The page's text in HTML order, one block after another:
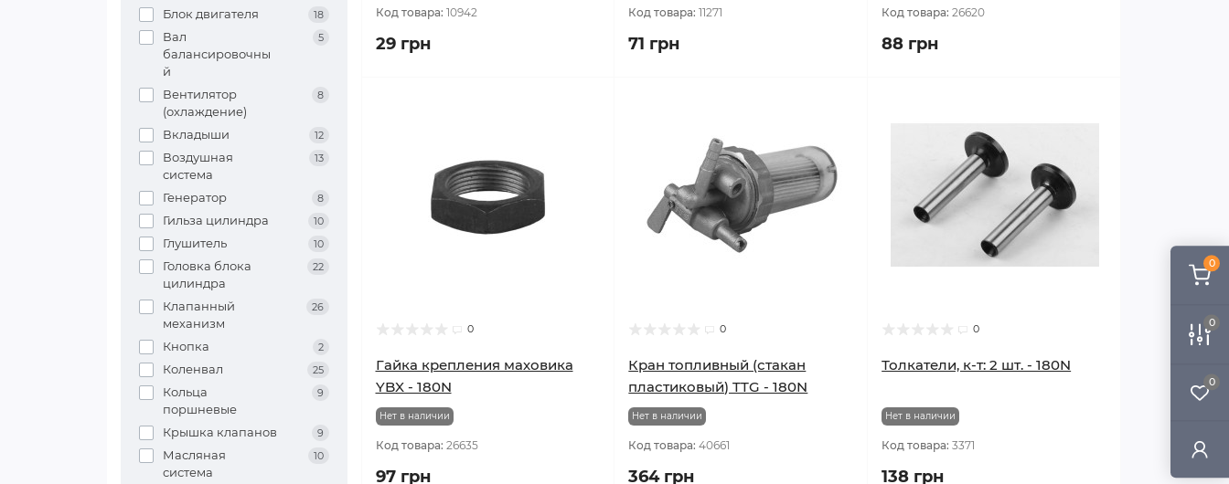
0
0
0
Блок двигателя 18
Вал
балансировочны
й
5
Вентилятор
(охлаждение)
8
Вкладыши 12
Воздушная
система
13
Генератор 8
Гильза цилиндра 10
Глушитель 10
Головка блока
цилиндра
22
Клапанный
механизм
26
Кнопка 2
Коленвал 25
Кольца
поршневые
9
Крышка клапанов 9
Масляная
система
10
Код товара: 10942
29 грн
Код товара:11271
71 грн
Код товара:26620
88 грн
0
Гайка крепления маховика
YBX - 180N
Нет в наличии
Код товара: 26635
97 грн
0
Кран топливный (стакан
пластиковый) TTG - 180N
Нет в наличии
Код товара:40661
364 грн
0
Толкатели, к-т: 2 шт. - 180N
Нет в наличии
Код товара:3371
138 грн